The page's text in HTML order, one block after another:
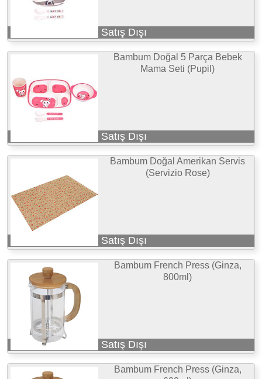
Satış Dışı
Bambum Doğal 5 Parça Bebek
Mama Seti (Pupil)
Satış Dışı
Bambum Doğal Amerikan Servis
(Servizio Rose)
Satış Dışı
Bambum French Press (Ginza,
800ml)
Satış Dışı
Bambum French Press (Ginza,